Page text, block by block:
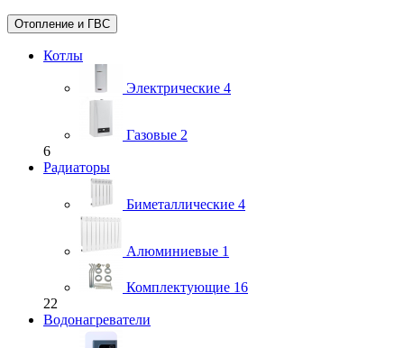
Отопление и ГВС
Котлы
Электрические 4
Газовые 2
6
Радиаторы
Биметаллические 4
Алюминиевые 1
Комплектующие 16
22
Водонагреватели